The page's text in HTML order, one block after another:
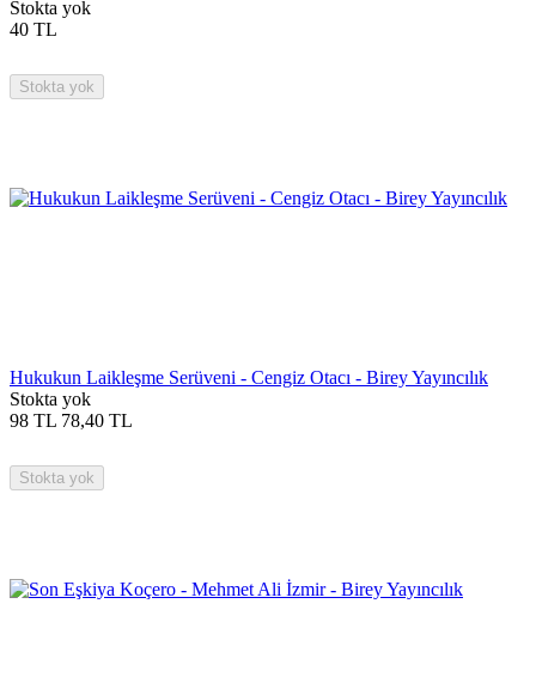
Stokta yok
40 TL
Stokta yok
Hukukun Laikleşme Serüveni - Cengiz Otacı - Birey Yayıncılık
Stokta yok
98 TL 78,40 TL
Stokta yok